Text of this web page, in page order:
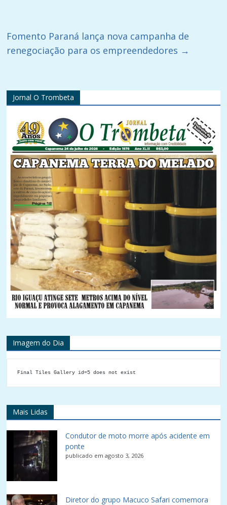
Fomento Paraná lança nova campanha de
renegociação para os empreendedores →
Jornal O Trombeta
Imagem do Dia
Final Tiles Gallery id=5 does not exist
Mais Lidas
Condutor de moto morre após acidente em
ponte
publicado em agosto 3, 2026
Diretor do grupo Macuco Safari comemora